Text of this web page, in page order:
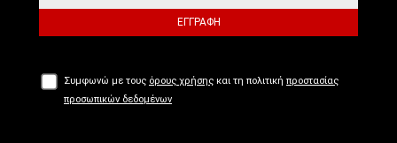
ΕΓΓΡΑΦΉ
Συμφωνώ με τους όρους χρήσης και τη πολιτική προστασίας
προσωπικών δεδομένων